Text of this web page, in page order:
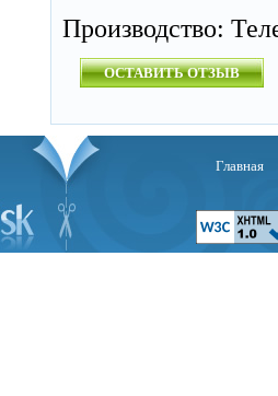
Производство:
ОСТАВИТЬ ОТЗЫВ
Главная